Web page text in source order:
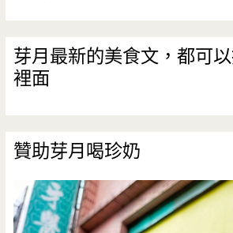
芽月最新的美食文，都可
裡面
贊助芽月喝珍奶